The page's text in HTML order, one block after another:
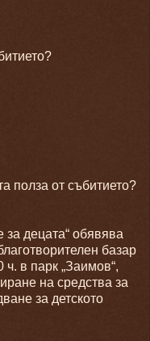
полза от събитието?
децата“ обявява
базар
в парк „Заимов“,
на средства за
за детското